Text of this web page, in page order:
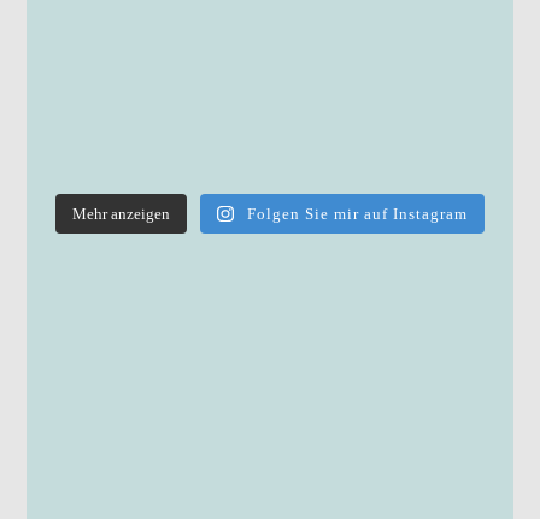
Mehr anzeigen Folgen Sie mir auf Instagram